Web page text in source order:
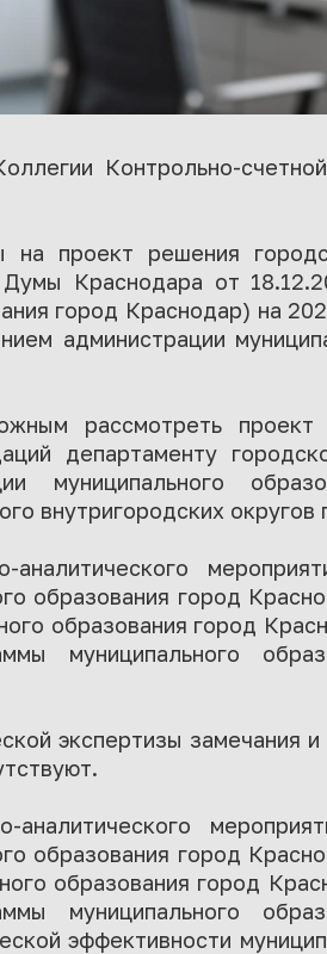
Контрольно-
на проект решения
Думы Краснодара от
город Краснодар) на
администрации
рассмотреть
департаменту
муниципального
внутригородских
образования город
образования город
муниципального
экспертизы замечания
образования город
образования город
муниципального
эффективности